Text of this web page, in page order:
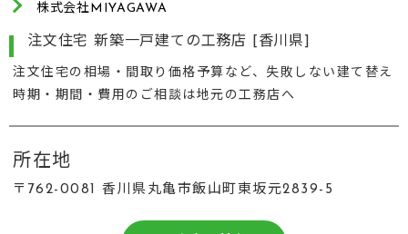
株式会社MIYAGAWA
注文住宅 新築一戸建ての工務店 [香川県]
注文住宅の相場・間取り価格予算など、失敗しない建て替え
時期・期間・費用のご相談は地元の工務店へ
所在地
〒762-0081 香川県丸亀市飯山町東坂元2839-5